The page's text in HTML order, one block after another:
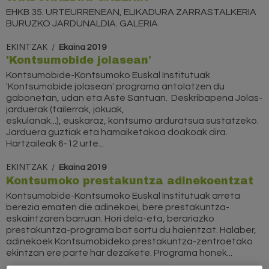
EHKB 35. URTEURRENEAN, ELIKADURA ZARRASTALKERIA
BURUZKO JARDUNALDIA. GALERIA
EKINTZAK Ekaina 2019
'Kontsumobide jolasean'
Kontsumobide-Kontsumoko Euskal Institutuak
'Kontsumobide jolasean' programa antolatzen du
gabonetan, udan eta Aste Santuan. Deskribapena Jolas-
jarduerak (tailerrak, jokuak,
eskulanak...), euskaraz, kontsumo arduratsua sustatzeko.
Jarduera guztiak eta hamaiketakoa doakoak dira.
Hartzaileak 6-12 urte...
EKINTZAK Ekaina 2019
Kontsumoko prestakuntza adinekoentzat
Kontsumobide-Kontsumoko Euskal Institutuak arreta
berezia ematen die adinekoei, bere prestakuntza-
eskaintzaren barruan. Hori dela-eta, berariazko
prestakuntza-programa bat sortu du haientzat. Halaber,
adinekoek Kontsumobideko prestakuntza-zentroetako
ekintzan ere parte har dezakete. Programa honek...